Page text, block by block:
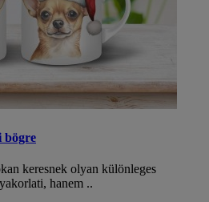
bögre
keresnek olyan különleges
hanem ..